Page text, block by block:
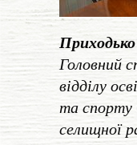
Головний
відділу
та спорту
селищної